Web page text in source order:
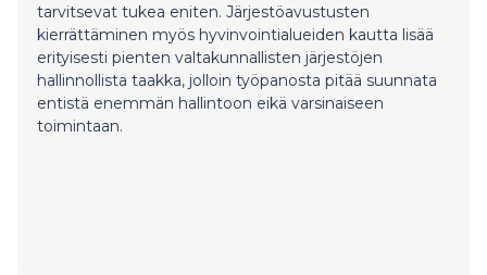
tarvitsevat tukea eniten. Järjestöavustusten
kierrättäminen myös hyvinvointialueiden kautta lisää
erityisesti pienten valtakunnallisten järjestöjen
hallinnollista taakka, jolloin työpanosta pitää suunnata
entistä enemmän hallintoon eikä varsinaiseen
toimintaan.